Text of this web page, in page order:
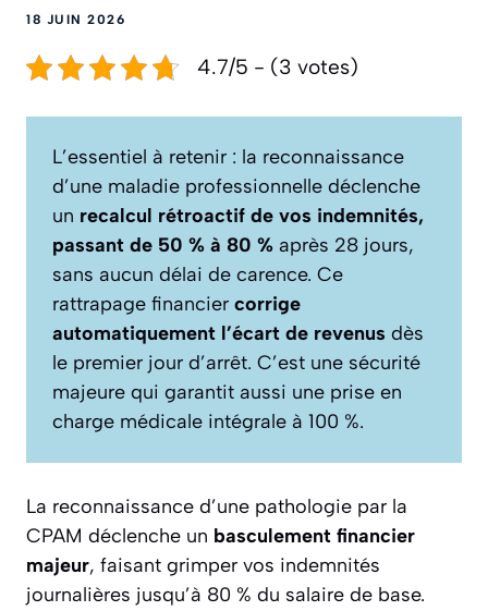
18 JUIN 2026
4.7/5 - (3 votes)
L’essentiel à retenir : la reconnaissance
d’une maladie professionnelle déclenche
un recalcul rétroactif de vos indemnités,
passant de 50 % à 80 % après 28 jours,
sans aucun délai de carence. Ce
rattrapage financier corrige
automatiquement l’écart de revenus dès
le premier jour d’arrêt. C’est une sécurité
majeure qui garantit aussi une prise en
charge médicale intégrale à 100 %.
La reconnaissance d’une pathologie par la
CPAM déclenche un basculement financier
majeur, faisant grimper vos indemnités
journalières jusqu’à 80 % du salaire de base.